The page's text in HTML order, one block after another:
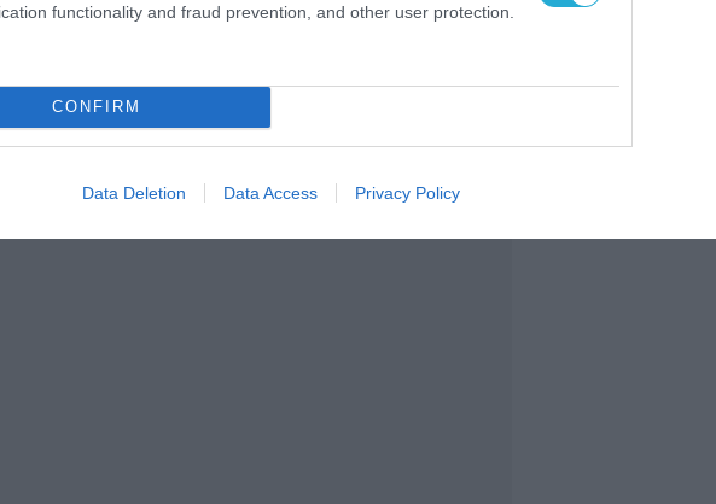
functionality and fraud prevention, and other user protection.
CONFIRM
Data Deletion Data Access Privacy Policy
ΣΤΡΑΤΗΓΟΣ
ΑΡΘΡΟ